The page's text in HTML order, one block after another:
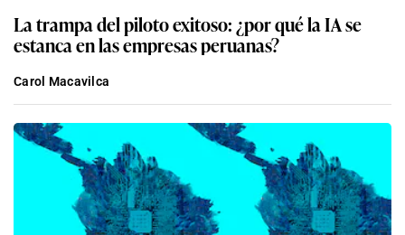
La trampa del piloto exitoso: ¿por qué la IA se
estanca en las empresas peruanas?
Carol Macavilca